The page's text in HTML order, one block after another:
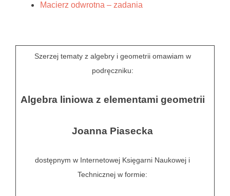
Macierz odwrotna – zadania
Szerzej tematy z algebry i geometrii omawiam w
podręczniku:
Algebra liniowa z elementami geometrii
Joanna Piasecka
dostępnym w Internetowej Księgarni Naukowej i
Technicznej w formie: